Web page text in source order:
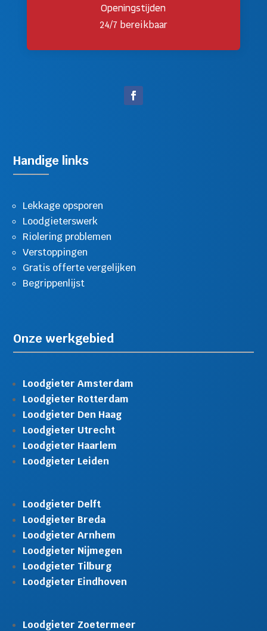
Openingstijden
24/7 bereikbaar
Handige links
Lekkage opsporen
Loodgieterswerk
Riolering problemen
Verstoppingen
Gratis offerte vergelijken
Begrippenlijst
Onze werkgebied
Loodgieter Amsterdam
Loodgieter Rotterdam
Loodgieter Den Haag
Loodgieter Utrecht
Loodgieter Haarlem
Loodgieter Leiden
Loodgieter Delft
Loodgieter Breda
Loodgieter Arnhem
Loodgieter Nijmegen
Loodgieter Tilburg
Loodgieter Eindhoven
Loodgieter Zoetermeer